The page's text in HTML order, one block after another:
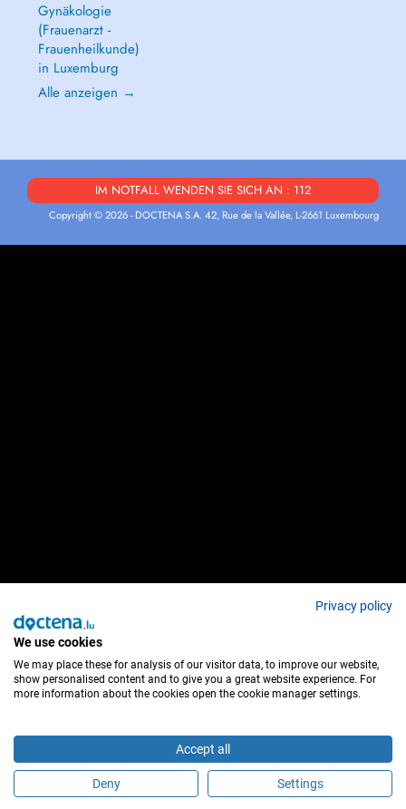
Sind Sie dieser Behandler?
Gynäkologie
(Frauenarzt -
Frauenheilkunde)
in Luxemburg
Alle anzeigen →
IM NOTFALL WENDEN SIE SICH AN : 112
Copyright © 2026 - DOCTENA S.A. 42, Rue de la Vallée, L-2661 Luxembourg
Privacy policy
We use cookies
We may place these for analysis of our visitor data, to improve our website,
show personalised content and to give you a great website experience. For
more information about the cookies open the cookie manager settings.
Accept all
Deny Settings